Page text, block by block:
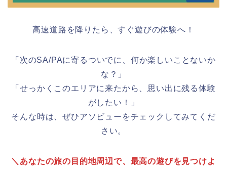
高速道路を降りたら、すぐ遊びの体験へ！
「次のSA/PAに寄るついでに、何か楽しいことないか
な？」
「せっかくこのエリアに来たから、思い出に残る体験
がしたい！」
そんな時は、ぜひアソビューをチェックしてみてくだ
さい。
＼あなたの旅の目的地周辺で、最高の遊びを見つけよ